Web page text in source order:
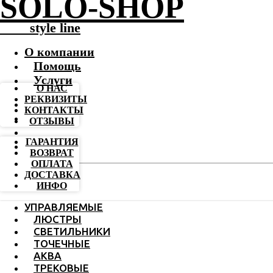
SOLO-SHOP
-------style line
О компании
Помощь
Услуги
О НАС
РЕКВИЗИТЫ
КОНТАКТЫ
ОТЗЫВЫ
ГАРАНТИЯ
ВОЗВРАТ
ОПЛАТА
ДОСТАВКА
ИНФО
УПРАВЛЯЕМЫЕ
ЛЮСТРЫ
СВЕТИЛЬНИКИ
ТОЧЕЧНЫЕ
АКВА
ТРЕКОВЫЕ